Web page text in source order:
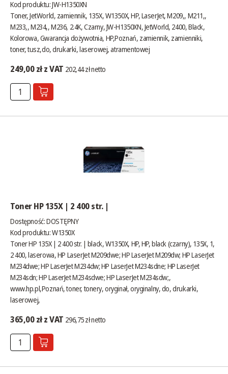
Kod produktu: JW-H1350XN
Toner, JetWorld, zamiennik, 135X, W1350X, HP, LaserJet, M209,, M211,,
M233,, M234,, M236, 2.4K, Czarny, JW-H1350XN, JetWorld, 2400, Black,
Kolorowa, Gwarancja dożywotnia, HP,Poznań, zamiennik, zamienniki,
toner, tusz,do, drukarki, laserowej, atramentowej
249,00 zł z VAT 202,44 zł netto
Toner HP 135X | 2 400 str. |
Dostępność:DOSTĘPNY
Kod produktu: W1350X
Toner HP 135X | 2 400 str. | black, W1350X, HP, HP, black (czarny), 135X, 1,
2 400, laserowa, HP LaserJet M209dwe; HP LaserJet M209dw; HP LaserJet
M234dwe; HP LaserJet M234dw; HP LaserJet M234sdne; HP LaserJet
M234sdn; HP LaserJet M234sdwe; HP LaserJet M234sdw;,
www.hp.pl,Poznań, toner, tonery, oryginał, oryginalny, do, drukarki,
laserowej,
365,00 zł z VAT 296,75 zł netto